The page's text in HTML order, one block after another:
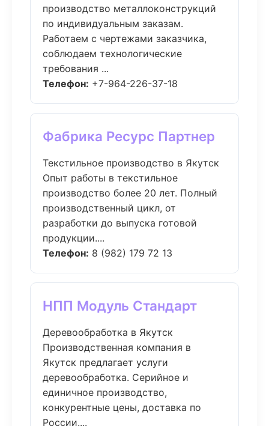
производство металлоконструкций
по индивидуальным заказам.
Работаем с чертежами заказчика,
соблюдаем технологические
требования ...
Телефон: +7-964-226-37-18
Фабрика Ресурс Партнер
Текстильное производство в Якутск
Опыт работы в текстильное
производство более 20 лет. Полный
производственный цикл, от
разработки до выпуска готовой
продукции....
Телефон: 8 (982) 179 72 13
НПП Модуль Стандарт
Деревообработка в Якутск
Производственная компания в
Якутск предлагает услуги
деревообработка. Серийное и
единичное производство,
конкурентные цены, доставка по
России....